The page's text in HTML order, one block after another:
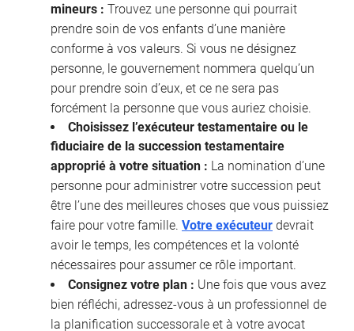
mineurs : Trouvez une personne qui pourrait
prendre soin de vos enfants d’une manière
conforme à vos valeurs. Si vous ne désignez
personne, le gouvernement nommera quelqu’un
pour prendre soin d’eux, et ce ne sera pas
forcément la personne que vous auriez choisie.
Choisissez l’exécuteur testamentaire ou le
fiduciaire de la succession testamentaire
approprié à votre situation : La nomination d’une
personne pour administrer votre succession peut
être l’une des meilleures choses que vous puissiez
faire pour votre famille. Votre exécuteur devrait
avoir le temps, les compétences et la volonté
nécessaires pour assumer ce rôle important.
Consignez votre plan : Une fois que vous avez
bien réfléchi, adressez-vous à un professionnel de
la planification successorale et à votre avocat